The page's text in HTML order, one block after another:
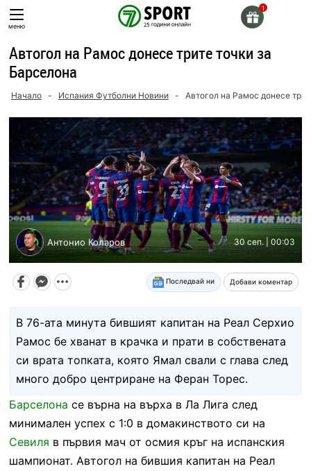
Skip
toменю
Автогол на Рамос донесе трите точки за
Барселона
Начало - Испания Футболни Новини - Автогол на Рамос донесе
Антонио Коларов 30 сеп. | 00:03
Последвай ни Добави коментар
В 76-ата минута бившият капитан на Реал Серхио
Рамос бе хванат в крачка и прати в собствената
си врата топката, която Ямал свали с глава след
много добро центриране на Феран Торес.
Барселона се върна на върха в Ла Лига след
минимален успех с 1:0 в домакинството си на
Севиля в първия мач от осмия кръг на испанския
шампионат. Автогол на бившия капитан на Реал